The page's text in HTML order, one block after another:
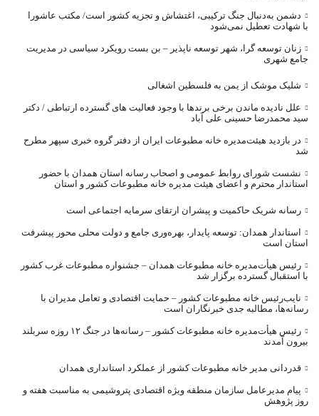
دشمن به‌دنبال جنگ ترکیبی، اغتشاش و تجزیه کشور است/ مکتب عاشورا
با شهادت تعطیل نمی‌شود
زنان توسعه گرا، شهر توسعه ناپذیر – بن بست رویکرد سیاسی در مدیریت
جامع شهری
شلیک موشک از یمن به فلسطین اشغالی
علل نادیده ماندن برخی برندها با وجود فعالیت های گسترده ارتباطی / دکتر
سید محمدرضا حسینی علی آباد
در بازدید هیئت‌مدیره خانه مطبوعات ایران از دفتر گروه خبری سپهر مطرح
شد
نشست شورای روابط عمومی و اصحاب رسانه استان همدان با حضور
استاندار محترم و اعضای هیئت مدیره خانه مطبوعات کشور و استان
رسانه شریک حاکمیت و پیشران ارتقای سرمایه اجتماعی است
استاندار همدان: توسعه پایدار، بهره‌وری جامع و دولت محلی محور پیشرفت
استان است
رئیس هیأت‌مدیره خانه مطبوعات همدان – جشنواره مطبوعات غرب کشور
با استقبال گسترده برگزار شد
نایب‌رئیس خانه مطبوعات کشور – حمایت اقتصادی و تعامل مدیران با
رسانه‌ها، مطالبه جدی خبرنگاران است
رئیس هیأت‌مدیره خانه مطبوعات کشور – رسانه‌ها در جنگ ۱۲ روزه سربلند
بیرون آمدند
قدردانی مدیر خانه مطبوعات کشور از عملکرد استانداری همدان
پیام مدیرعامل سازمان منطقه ویژه اقتصادی پتروشیمی به مناسبت هفته و
روز پژوهش